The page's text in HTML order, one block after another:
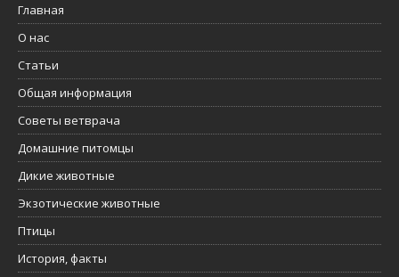
Главная
О нас
Статьи
Общая информация
Советы ветврача
Домашние питомцы
Дикие животные
Экзотические животные
Птицы
История, факты